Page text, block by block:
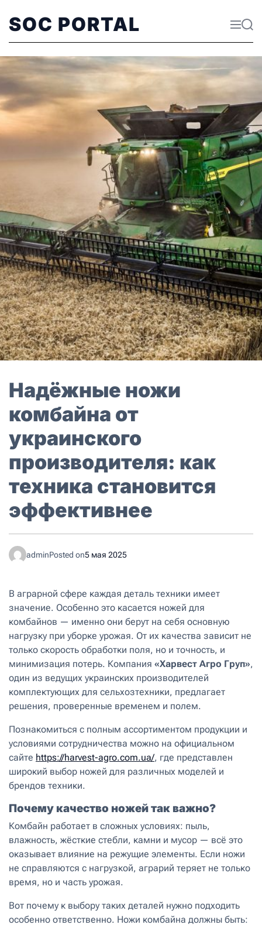
SOC PORTAL
Надёжные ножи
комбайна от
украинского
производителя: как
техника становится
эффективнее
adminPosted on5 мая 2025
В аграрной сфере каждая деталь техники имеет
значение. Особенно это касается ножей для
комбайнов — именно они берут на себя основную
нагрузку при уборке урожая. От их качества зависит не
только скорость обработки поля, но и точность, и
минимизация потерь. Компания «Харвест Агро Груп»,
один из ведущих украинских производителей
комплектующих для сельхозтехники, предлагает
решения, проверенные временем и полем.
Познакомиться с полным ассортиментом продукции и
условиями сотрудничества можно на официальном
сайте https://harvest-agro.com.ua/, где представлен
широкий выбор ножей для различных моделей и
брендов техники.
Почему качество ножей так важно?
Комбайн работает в сложных условиях: пыль,
влажность, жёсткие стебли, камни и мусор — всё это
оказывает влияние на режущие элементы. Если ножи
не справляются с нагрузкой, аграрий теряет не только
время, но и часть урожая.
Вот почему к выбору таких деталей нужно подходить
особенно ответственно. Ножи комбайна должны быть: